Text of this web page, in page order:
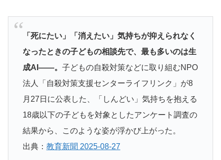
「死にたい」「消えたい」気持ちが抑えられなく
なったときの子どもの相談先で、最も多いのは生
成AI――。 子どもの自殺対策などに取り組むNPO
法人「自殺対策支援センターライフリンク」が8
月27日に公表した、「しんどい」気持ちを抱える
18歳以下の子どもを対象としたアンケート調査の
結果から、このような姿が浮かび上がった。
出典： 教育新聞 2025-08-27